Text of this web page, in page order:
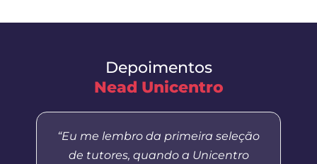
Depoimentos
Nead Unicentro
“Eu me lembro da primeira seleção
de tutores, quando a Unicentro